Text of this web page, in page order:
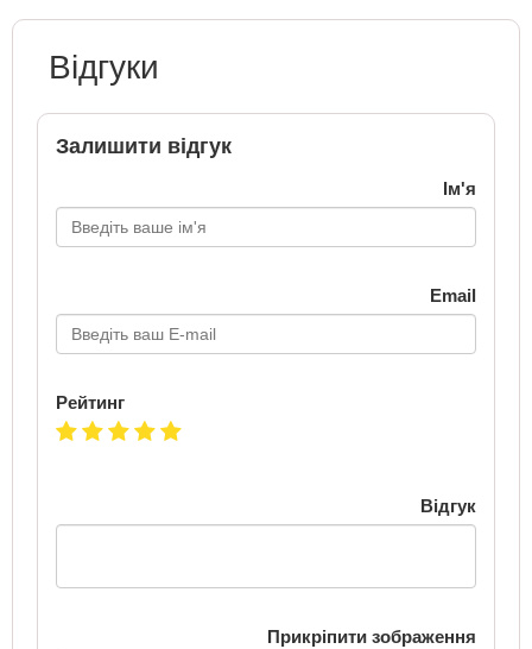
Відгуки
Залишити відгук
Ім'я
Email
Рейтинг
Відгук
Прикріпити зображення